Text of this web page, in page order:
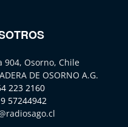
904, Osorno, Chile
DE OSORNO A.G.
223 2160
57244942